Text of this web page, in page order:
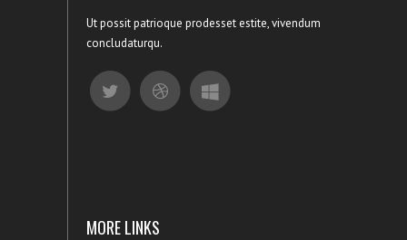
Ut possit patrioque prodesset estite, vivendum
concludaturqu.
MORE LINKS